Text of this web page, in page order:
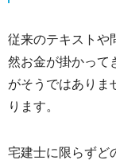
従来のテキストや
然お金が掛かって
がそうではありま
ります。
宅建士に限らずど